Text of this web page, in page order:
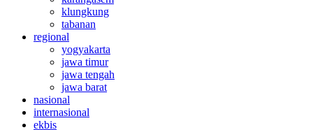
klungkung
tabanan
regional
yogyakarta
jawa timur
jawa tengah
jawa barat
nasional
internasional
ekbis